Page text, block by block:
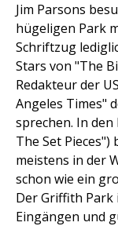
Jim Parsons
hügeligen Park
Schriftzug
Stars von "The
Redakteur der
Angeles Times"
sprechen. In den
The Set
meistens in der
schon wie ein
Der Griffith Park
Eingängen und